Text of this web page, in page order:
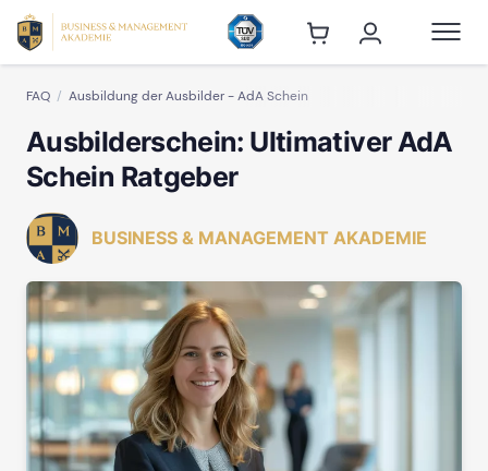
FAQ Ausbildung der Ausbilder - AdA Schein
Ausbilderschein: Ultimativer AdA
Schein Ratgeber
BUSINESS & MANAGEMENT AKADEMIE